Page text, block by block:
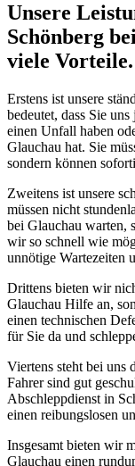
Unsere
Schönberg
viele Vorteile.
Erstens ist unsere
bedeutet, dass Sie
einen Unfall haben
Glauchau hat. Sie
sondern können
Zweitens ist unsere
müssen nicht
bei Glauchau warten,
wir so schnell wie
unnötige Wartezeiten
Drittens bieten wir
Glauchau Hilfe an,
einen technischen
für Sie da und
Viertens steht bei uns
Fahrer sind gut
Abschleppdienst in
einen reibungslosen
Insgesamt bieten wir
Glauchau einen